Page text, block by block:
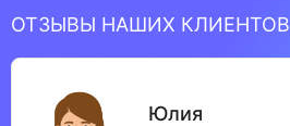
ОТЗЫВЫ НАШИХ КЛИЕНТОВ
Юлия